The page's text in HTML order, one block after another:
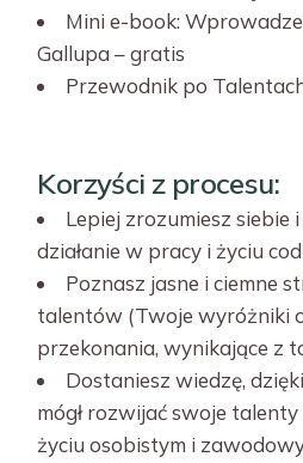
Mini e-book:
Gallupa – gratis
Przewodnik po
Korzyści z procesu:
Lepiej zrozumiesz siebie
działanie w pracy i życiu
Poznasz jasne i ciemne
talentów (Twoje wyróżniki
przekonania, wynikające z
Dostaniesz wiedzę,
mógł rozwijać swoje
życiu osobistym i